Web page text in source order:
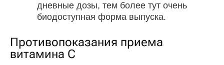
дневные дозы, тем более тут очень
биодоступная форма выпуска.
Противопоказания приема
витамина С